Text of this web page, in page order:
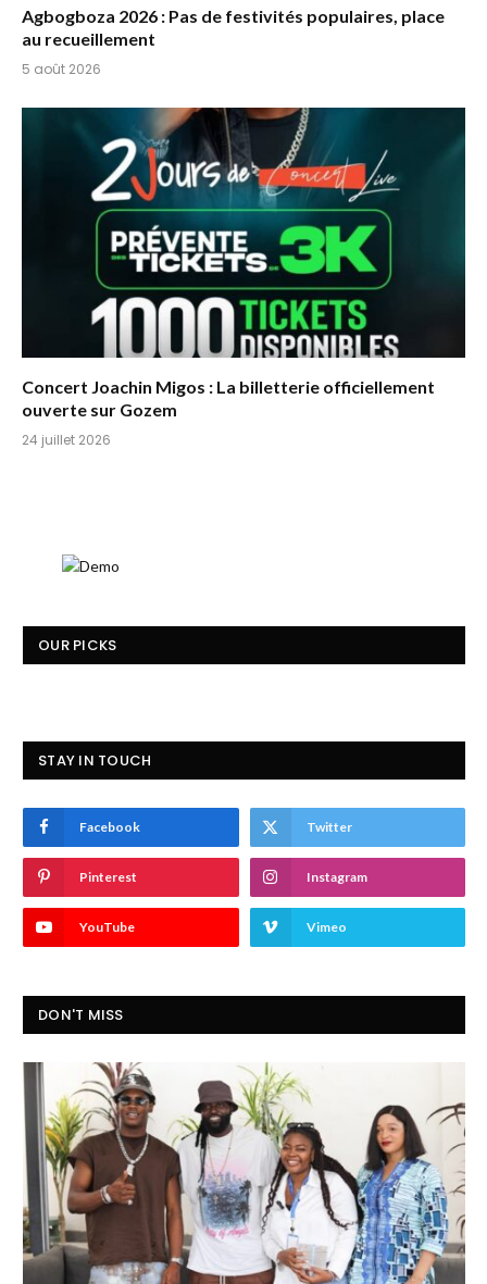
Agbogboza 2026 : Pas de festivités populaires, place
au recueillement
5 août 2026
Concert Joachin Migos : La billetterie officiellement
ouverte sur Gozem
24 juillet 2026
OUR PICKS
STAY IN TOUCH
Facebook Twitter
Pinterest Instagram
YouTube Vimeo
DON'T MISS